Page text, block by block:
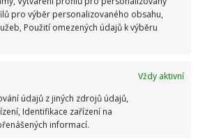
pro výběr personalizovaného obsahu,
Použití omezených údajů k výběru
Vždy aktivní
údajů z jiných zdrojů údajů,
Identifikace zařízení na
informací.
vyzrálým kompostem nebo
a také materiálem
se rašelinového mechu,
rodu Syringa příliš kyselý.
kostní moučky a pak kořeny